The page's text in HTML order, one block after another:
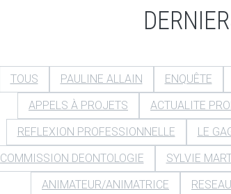
TOUS PAULINE ALLAIN ENQUÊTE
APPELS À PROJETS
ACTUALITE
REFLEXION PROFESSIONNELLE
LE
COMMISSION DEONTOLOGIE
SYLVIE
ANIMATEUR/ANIMATRICE